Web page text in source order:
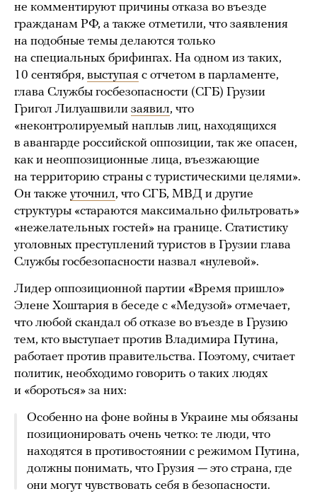
не комментируют причины отказа во въезде
гражданам РФ, а также отметили, что заявления
на подобные темы делаются только
на специальных брифингах. На одном из таких,
10 сентября, выступая с отчетом в парламенте,
глава Службы госбезопасности (СГБ) Грузии
Григол Лилуашвили заявил, что
«неконтролируемый наплыв лиц, находящихся
в авангарде российской оппозиции, так же опасен,
как и неоппозиционные лица, въезжающие
на территорию страны с туристическими целями».
Он также уточнил, что СГБ, МВД и другие
структуры «стараются максимально фильтровать»
«нежелательных гостей» на границе. Статистику
уголовных преступлений туристов в Грузии глава
Службы госбезопасности назвал «нулевой».
Лидер оппозиционной партии «Время пришло»
Элене Хоштария в беседе с «Медузой» отмечает,
что любой скандал об отказе во въезде в Грузию
тем, кто выступает против Владимира Путина,
работает против правительства. Поэтому, считает
политик, необходимо говорить о таких людях
и «бороться» за них:
Особенно на фоне войны в Украине мы обязаны
позиционировать очень четко: те люди, что
находятся в противостоянии с режимом Путина,
должны понимать, что Грузия — это страна, где
они могут чувствовать себя в безопасности.